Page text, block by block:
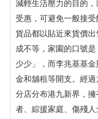
減輕生活壓力的目的
受惠，可避免一般接
貨品都以貼近來貨價
成不等，家園的口號
少少」，而李兆基基
金和舖租等開支。經
分店分布港九新界，
者、綜援家庭、傷殘